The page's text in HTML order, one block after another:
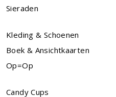
Sieraden
Kleding & Schoenen
Boek & Ansichtkaarten
Op=Op
Candy Cups